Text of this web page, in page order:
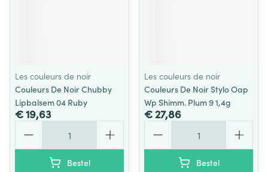
Les couleurs de noir
Couleurs De Noir Chubby
Lipbalsem 04 Ruby
€ 19,63
Bestel
Les couleurs de noir
Couleurs De Noir Stylo Oap
Wp Shimm. Plum 9 1,4g
€ 27,86
Bestel